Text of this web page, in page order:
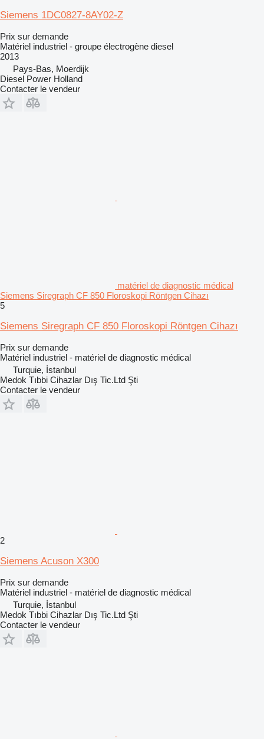
Siemens 1DC0827-8AY02-Z
Prix sur demande
Matériel industriel - groupe électrogène diesel
2013
Pays-Bas, Moerdijk
Diesel Power Holland
Contacter le vendeur
matériel de diagnostic médical
Siemens Siregraph CF 850 Floroskopi Röntgen Cihazı
5
Siemens Siregraph CF 850 Floroskopi Röntgen Cihazı
Prix sur demande
Matériel industriel - matériel de diagnostic médical
Turquie, İstanbul
Medok Tıbbi Cihazlar Dış Tic.Ltd Şti
Contacter le vendeur
2
Siemens Acuson X300
Prix sur demande
Matériel industriel - matériel de diagnostic médical
Turquie, İstanbul
Medok Tıbbi Cihazlar Dış Tic.Ltd Şti
Contacter le vendeur